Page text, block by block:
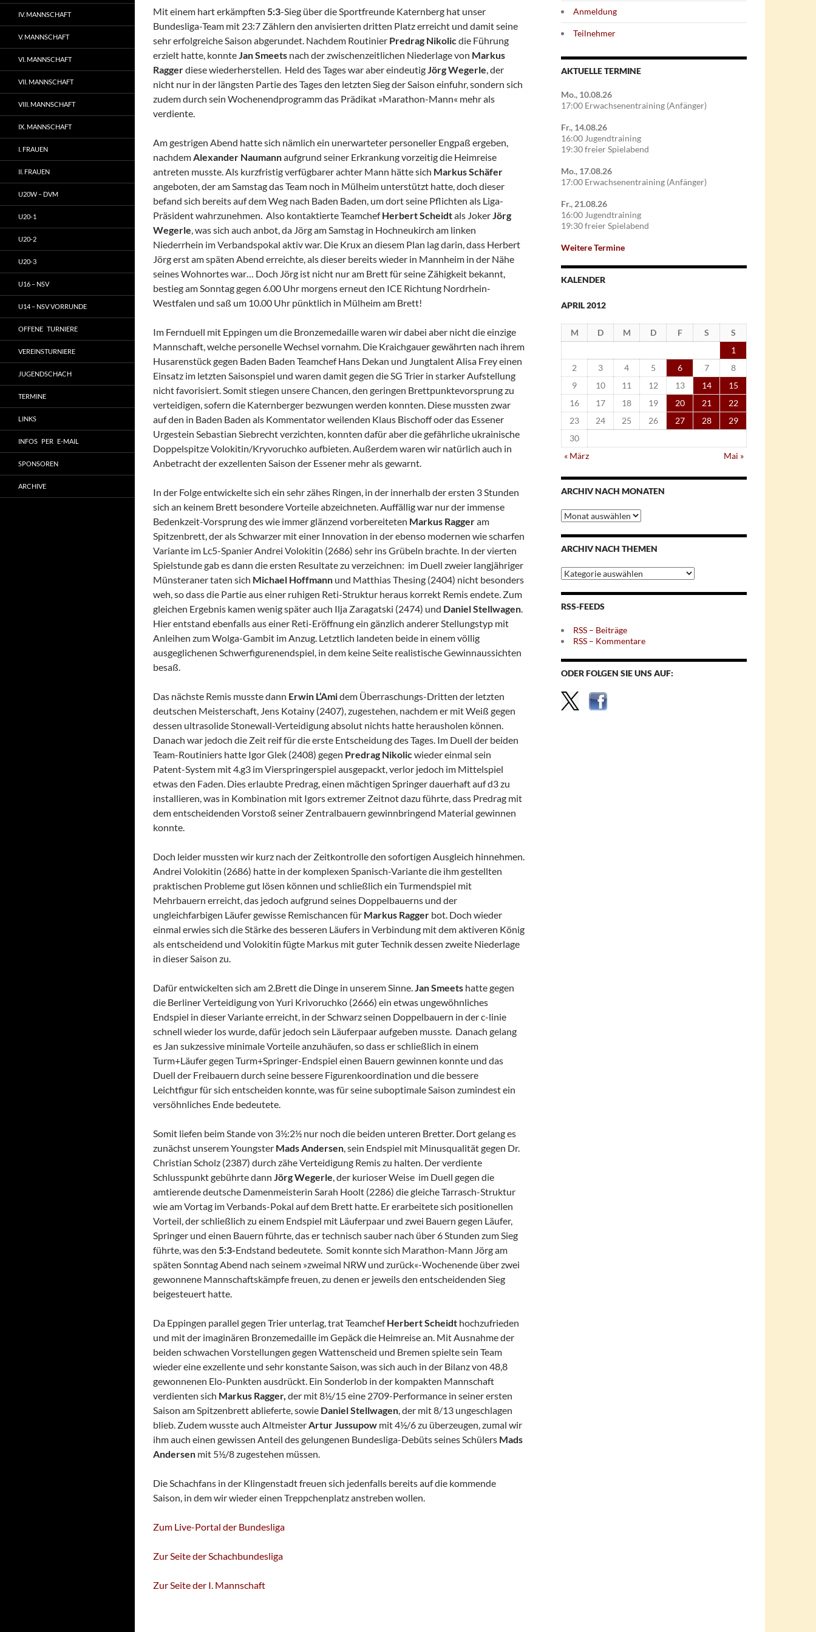
Mit einem hart erkämpften 5:3-Sieg über die Sportfreunde Katernberg hat unser
Bundesliga-Team mit 23:7 Zählern den anvisierten dritten Platz erreicht und damit seine
sehr erfolgreiche Saison abgerundet. Nachdem Routinier Predrag Nikolicdie Führung
erzielt hatte, konnteJan Smeets nach der zwischenzeitlichen Niederlage von Markus
Raggerdiese wiederherstellen. Held des Tages war aber eindeutigJörg Wegerle, der
nicht nur in der längsten Partie des Tages den letzten Sieg der Saison einfuhr, sondern sich
zudem durch sein Wochenendprogramm das Prädikat »Marathon-Mann« mehr als
verdiente.
Am gestrigen Abend hatte sich nämlich ein unerwarteter personeller Engpaß ergeben,
nachdemAlexander Naumannaufgrund seiner Erkrankung vorzeitig die Heimreise
antreten musste. Als kurzfristig verfügbarer achter Mann hätte sich Markus Schäfer
angeboten, der am Samstag das Team noch in Mülheim unterstützt hatte, doch dieser
befand sich bereits auf dem Weg nach Baden Baden, um dort seine Pflichten als Liga-
Präsident wahrzunehmen. Also kontaktierte TeamchefHerbert Scheidtals JokerJörg
Wegerle, was sich auch anbot, da Jörg am Samstag in Hochneukirch am linken
Niederrhein im Verbandspokal aktiv war. Die Krux an diesem Plan lag darin, dass Herbert
Jörg erst am späten Abend erreichte, als dieser bereits wieder in Mannheim in der Nähe
seines Wohnortes war… Doch Jörg ist nicht nur am Brett für seine Zähigkeit bekannt,
bestieg am Sonntag gegen 6.00 Uhr morgens erneut den ICE Richtung Nordrhein-
Westfalen und saß um 10.00 Uhr pünktlich in Mülheim am Brett!
Im Fernduell mit Eppingen um die Bronzemedaille waren wir dabei aber nicht die einzige
Mannschaft, welche personelle Wechsel vornahm. Die Kraichgauer gewährten nach ihrem
Husarenstück gegen Baden Baden Teamchef Hans Dekan und Jungtalent Alisa Frey einen
Einsatz im letzten Saisonspiel und waren damit gegen die SG Trier in starker Aufstellung
nicht favorisiert. Somit stiegen unsere Chancen, den geringen Brettpunktevorsprung zu
verteidigen, sofern die Katernberger bezwungen werden konnten. Diese mussten zwar
auf den in Baden Baden als Kommentator weilenden Klaus Bischoff oder das Essener
Urgestein Sebastian Siebrecht verzichten, konnten dafür aber die gefährliche ukrainische
Doppelspitze Volokitin/Kryvoruchko aufbieten. Außerdem waren wir natürlich auch in
Anbetracht der exzellenten Saison der Essener mehr als gewarnt.
In der Folge entwickelte sich ein sehr zähes Ringen, in der innerhalb der ersten 3 Stunden
sich an keinem Brett besondere Vorteile abzeichneten. Auffällig war nur der immense
Bedenkzeit-Vorsprung des wie immer glänzend vorbereiteten Markus Raggeram
Spitzenbrett, der als Schwarzer mit einer Innovation in der ebenso modernen wie scharfen
Variante im Lc5-Spanier Andrei Volokitin (2686) sehr ins Grübeln brachte. In der vierten
Spielstunde gab es dann die ersten Resultate zu verzeichnen: im Duell zweier langjähriger
Münsteraner taten sich Michael Hoffmann und Matthias Thesing (2404) nicht besonders
weh, so dass die Partie aus einer ruhigen Reti-Struktur heraus korrekt Remis endete. Zum
gleichen Ergebnis kamen wenig später auch Ilja Zaragatski (2474) und Daniel Stellwagen.
Hier entstand ebenfalls aus einer Reti-Eröffnung ein gänzlich anderer Stellungstyp mit
Anleihen zum Wolga-Gambit im Anzug. Letztlich landeten beide in einem völlig
ausgeglichenen Schwerfigurenendspiel, in dem keine Seite realistische Gewinnaussichten
besaß.
Das nächste Remis musste dann Erwin L’Amidem Überraschungs-Dritten der letzten
deutschen Meisterschaft, Jens Kotainy (2407), zugestehen, nachdem er mit Weiß gegen
dessen ultrasolide Stonewall-Verteidigung absolut nichts hatte herausholen können.
Danach war jedoch die Zeit reif für die erste Entscheidung des Tages. Im Duell der beiden
Team-Routiniers hatte Igor Glek (2408) gegen Predrag Nikolicwieder einmal sein
Patent-System mit 4.g3 im Vierspringerspiel ausgepackt, verlor jedoch im Mittelspiel
etwas den Faden. Dies erlaubte Predrag, einen mächtigen Springer dauerhaft auf d3 zu
installieren, was in Kombination mit Igors extremer Zeitnot dazu führte, dass Predrag mit
dem entscheidenden Vorstoß seiner Zentralbauern gewinnbringend Material gewinnen
konnte.
Doch leider mussten wir kurz nach der Zeitkontrolle den sofortigen Ausgleich hinnehmen.
Andrei Volokitin (2686) hatte in der komplexen Spanisch-Variante die ihm gestellten
praktischen Probleme gut lösen können und schließlich ein Turmendspiel mit
Mehrbauern erreicht, das jedoch aufgrund seines Doppelbauerns und der
ungleichfarbigen Läufer gewisse Remischancen für Markus Ragger bot. Doch wieder
einmal erwies sich die Stärke des besseren Läufers in Verbindung mit dem aktiveren König
als entscheidend und Volokitin fügte Markus mit guter Technik dessen zweite Niederlage
in dieser Saison zu.
Dafür entwickelten sich am 2.Brett die Dinge in unserem Sinne.Jan Smeets hatte gegen
die Berliner Verteidigung von Yuri Krivoruchko (2666) ein etwas ungewöhnliches
Endspiel in dieser Variante erreicht, in der Schwarz seinen Doppelbauern in der c-linie
schnell wieder los wurde, dafür jedoch sein Läuferpaar aufgeben musste. Danach gelang
es Jan sukzessive minimale Vorteile anzuhäufen, so dass er schließlich in einem
Turm+Läufer gegen Turm+Springer-Endspiel einen Bauern gewinnen konnte und das
Duell der Freibauern durch seine bessere Figurenkoordination und die bessere
Leichtfigur für sich entscheiden konnte, was für seine suboptimale Saison zumindest ein
versöhnliches Ende bedeutete.
Somit liefen beim Stande von 3½:2½ nur noch die beiden unteren Bretter. Dort gelang es
zunächst unserem Youngster Mads Andersen, sein Endspiel mit Minusqualität gegen Dr.
Christian Scholz (2387) durch zähe Verteidigung Remis zu halten. Der verdiente
Schlusspunkt gebührte dann Jörg Wegerle, der kurioser Weise im Duell gegen die
amtierende deutsche Damenmeisterin Sarah Hoolt (2286) die gleiche Tarrasch-Struktur
wie am Vortag im Verbands-Pokal auf dem Brett hatte. Er erarbeitete sich positionellen
Vorteil, der schließlich zu einem Endspiel mit Läuferpaar und zwei Bauern gegen Läufer,
Springer und einen Bauern führte, das er technisch sauber nach über 6 Stunden zum Sieg
führte, was den 5:3-Endstand bedeutete. Somit konnte sich Marathon-Mann Jörg am
späten Sonntag Abend nach seinem »zweimal NRW und zurück«-Wochenende über zwei
gewonnene Mannschaftskämpfe freuen, zu denen er jeweils den entscheidenden Sieg
beigesteuert hatte.
Da Eppingen parallel gegen Trier unterlag, trat TeamchefHerbert Scheidt hochzufrieden
und mit der imaginären Bronzemedaille im Gepäck die Heimreise an. Mit Ausnahme der
beiden schwachen Vorstellungen gegen Wattenscheid und Bremen spielte sein Team
wieder eine exzellente und sehr konstante Saison, was sich auch in der Bilanz von 48,8
gewonnenen Elo-Punkten ausdrückt. Ein Sonderlob in der kompakten Mannschaft
verdienten sich Markus Ragger, der mit 8½/15 eine 2709-Performance in seiner ersten
Saison am Spitzenbrett ablieferte, sowie Daniel Stellwagen, der mit 8/13 ungeschlagen
blieb. Zudem wusste auch AltmeisterArtur Jussupow mit 4½/6 zu überzeugen, zumal wir
ihm auch einen gewissen Anteil des gelungenen Bundesliga-Debüts seines Schülers Mads
Andersen mit 5½/8 zugestehen müssen.
Die Schachfans in der Klingenstadt freuen sich jedenfalls bereits auf die kommende
Saison, in dem wir wieder einen Treppchenplatz anstreben wollen.
Zum Live-Portal der Bundesliga
Zur Seite der Schachbundesliga
Zur Seite der I. Mannschaft
Anmeldung
Teilnehmer
AKTUELLE TERMINE
Mo., 10.08.26
17:00 Erwachsenentraining (Anfänger)
Fr., 14.08.26
16:00 Jugendtraining
19:30 freier Spielabend
Mo., 17.08.26
17:00 Erwachsenentraining (Anfänger)
Fr., 21.08.26
16:00 Jugendtraining
19:30 freier Spielabend
Weitere Termine
KALENDER
APRIL 2012
M D M D F S
S
1
2
3 4 5 6 7
8
9
10 11 12 13 14
15
16
17 18 19 20 21
22
23
24 25 26 27 28
29
30
« März
Mai »
ARCHIV NACH MONATEN
Archiv
nach
Monaten
ARCHIV NACH THEMEN
Archiv
nach
Themen
RSS-FEEDS
RSS – Beiträge
RSS – Kommentare
ODER FOLGEN SIE UNS AUF:
IV. MANNSCHAFT
V. MANNSCHAFT
VI. MANNSCHAFT
VII. MANNSCHAFT
VIII. MANNSCHAFT
IX. MANNSCHAFT
I. FRAUEN
II. FRAUEN
U20W – DVM
U20-1
U20-2
U20-3
U16 – NSV
U14 – NSV VORRUNDE
OFFENE TURNIERE
VEREINSTURNIERE
JUGENDSCHACH
TERMINE
LINKS
INFOS PER E-MAIL
SPONSOREN
ARCHIVE